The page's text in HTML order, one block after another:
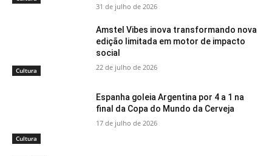
31 de julho de 2026
Cultura
Amstel Vibes inova transformando nova
edição limitada em motor de impacto
social
22 de julho de 2026
Cultura
Espanha goleia Argentina por 4 a 1 na
final da Copa do Mundo da Cerveja
17 de julho de 2026